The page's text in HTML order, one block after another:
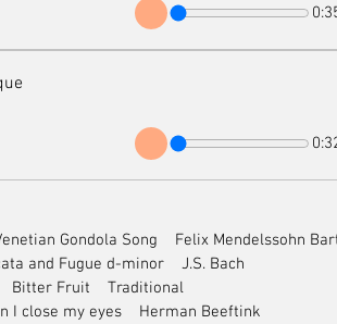
Gondola Song    Felix Mendelssohn
and Fugue d-minor    J.S. Bach
Bitter Fruit    Traditional
I close my eyes    Herman Beeftink